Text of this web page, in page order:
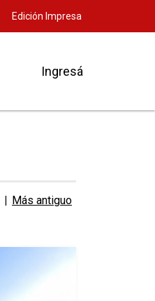
Edición Impresa
Ingresá
| Más antiguo